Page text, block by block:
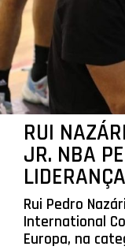
RUI
JR. NBA
LIDERANÇA
Rui Pedro
International
Europa, na